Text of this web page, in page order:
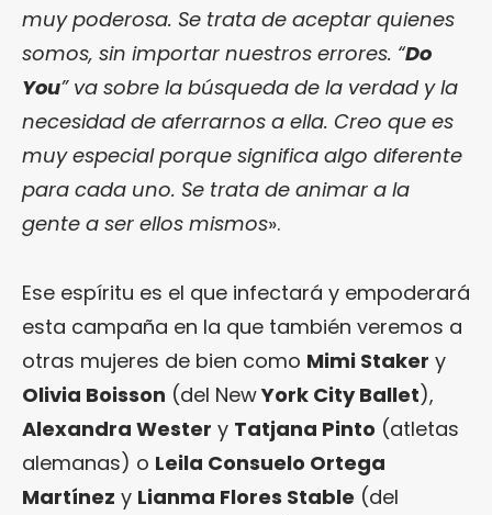
muy poderosa. Se trata de aceptar quienes
somos, sin importar nuestros errores. “Do
You” va sobre la búsqueda de la verdad y la
necesidad de aferrarnos a ella. Creo que es
muy especial porque significa algo diferente
para cada uno. Se trata de animar a la
gente a ser ellos mismos».
Ese espíritu es el que infectará y empoderará
esta campaña en la que también veremos a
otras mujeres de bien como Mimi Staker y
Olivia Boisson (del NewYork City Ballet),
Alexandra Wester y Tatjana Pinto (atletas
alemanas) o Leila Consuelo Ortega
Martínez y Lianma Flores Stable (del